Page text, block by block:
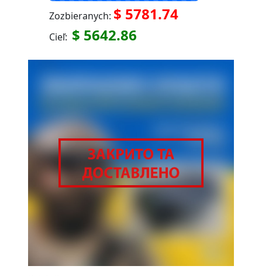
Zozbieranych: $ 5781.74
Cieľ: $ 5642.86